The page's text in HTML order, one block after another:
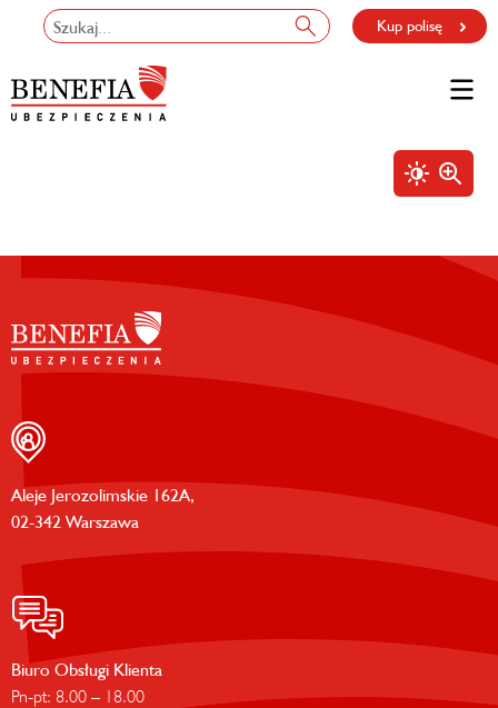
Kup polisę
Aleje Jerozolimskie 162A,
02-342 Warszawa
Biuro Obsługi Klienta
Pn-pt: 8.00 – 18.00